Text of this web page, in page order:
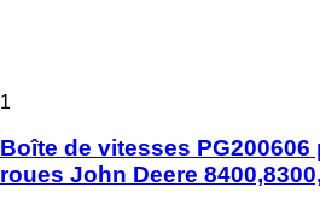
1
Boîte de vitesses
roues John Deere